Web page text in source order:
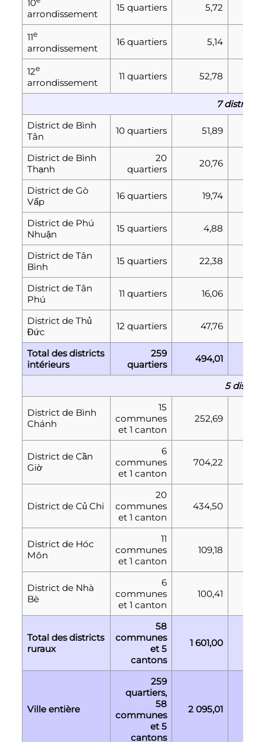
10
arrondissement
15 quartiers 5,72
11e
arrondissement
16 quartiers 5,14
12e
arrondissement
11 quartiers 52,78
7 districts
District de Bình
Tân
10 quartiers 51,89
District de Bình
Thạnh
20
quartiers
20,76
District de Gò
Vấp
16 quartiers 19,74
District de Phú
Nhuận
15 quartiers 4,88
District de Tân
Bình
15 quartiers 22,38
District de Tân
Phú
11 quartiers 16,06
District de Thủ
Đức
12 quartiers 47,76
Total des districts
intérieurs
259
quartiers
494,01
5
District de Bình
Chánh
15
communes
et 1 canton
252,69
District de Cần
Giờ
6
communes
et 1 canton
704,22
District de Củ Chi
20
communes
et 1 canton
434,50
District de Hóc
Môn
11
communes
et 1 canton
109,18
District de Nhà
Bè
6
communes
et 1 canton
100,41
Total des districts
ruraux
58
communes
et 5
cantons
1 601,00
Ville entière
259
quartiers,
58
communes
et 5
cantons
2 095,01